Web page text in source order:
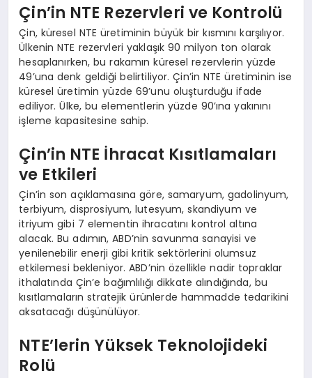
DIĞER
Çin’in NTE Rezervleri ve Kontrolü
Çin, küresel NTE üretiminin büyük bir kısmını karşılıyor.
Ülkenin NTE rezervleri yaklaşık 90 milyon ton olarak
hesaplanırken, bu rakamın küresel rezervlerin yüzde
49’una denk geldiği belirtiliyor. Çin’in NTE üretiminin ise
küresel üretimin yüzde 69’unu oluşturduğu ifade
ediliyor. Ülke, bu elementlerin yüzde 90’ına yakınını
işleme kapasitesine sahip.
Çin’in NTE İhracat Kısıtlamaları
ve Etkileri
Çin’in son açıklamasına göre, samaryum, gadolinyum,
terbiyum, disprosiyum, lutesyum, skandiyum ve
itriyum gibi 7 elementin ihracatını kontrol altına
alacak. Bu adımın, ABD’nin savunma sanayisi ve
yenilenebilir enerji gibi kritik sektörlerini olumsuz
etkilemesi bekleniyor. ABD’nin özellikle nadir topraklar
ithalatında Çin’e bağımlılığı dikkate alındığında, bu
kısıtlamaların stratejik ürünlerde hammadde tedarikini
aksatacağı düşünülüyor.
NTE’lerin Yüksek Teknolojideki
Rolü